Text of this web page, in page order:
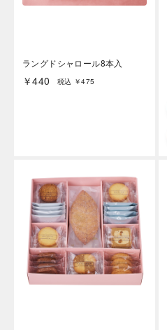
ラングドシャロール8本入
￥440 税込 ￥475